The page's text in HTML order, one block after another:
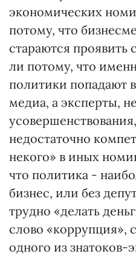
экономических
потому, что
стараются проявить
ли потому, что
политики попадают
медиа, а эксперты,
недостаточно
некого» в иных
что политика -
бизнес, или без
трудно «делать
слово «коррупция»,
одного из знатоков-